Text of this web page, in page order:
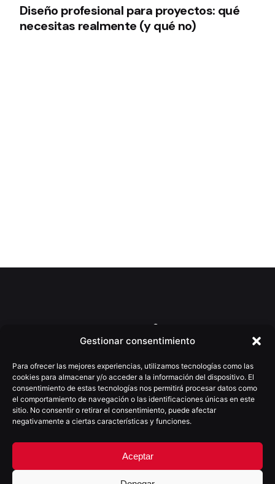
Gestionar consentimiento
Para ofrecer las mejores experiencias, utilizamos tecnologías como las
cookies para almacenar y/o acceder a la información del dispositivo. El
consentimiento de estas tecnologías nos permitirá procesar datos como
el comportamiento de navegación o las identificaciones únicas en este
sitio. No consentir o retirar el consentimiento, puede afectar
negativamente a ciertas características y funciones.
Aceptar
Diseño profesional para proyectos: qué
necesitas realmente (y qué no)
(+34) 922 025 755
moio@moioestudio.com
C/Villalba Hervás nº4, 4ºD
38002 - S/C de Tenerife
España